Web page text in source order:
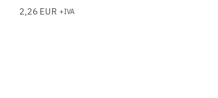
2,26 EUR +IVA